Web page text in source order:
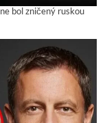
bol zničený ruskou